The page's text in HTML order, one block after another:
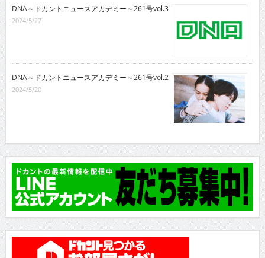
DNA～ドカントニュースアカデミー～261号vol.3
2024/5/27
DNA～ドカントニュースアカデミー～261号vol.2
2024/5/20